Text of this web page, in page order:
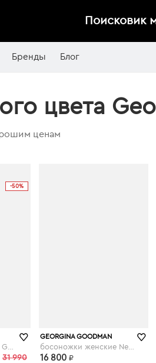
Поисковик
Бренды Блог
цвета
ценам
-50%
31 990
GEORGINA GOODMAN
16 800 ₽